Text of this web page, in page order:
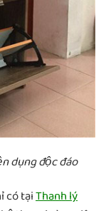
dụng độc đáo
có tạiThanh lý